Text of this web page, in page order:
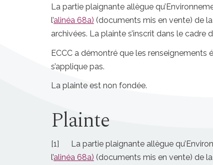
La partie plaignante allègue
l’alinéa 68a) (documents mis en vente) de la
archivées. La plainte s’inscrit dans le cadre
ECCC a démontré que les renseignements
s’applique pas.
La plainte est non fondée.
Plainte
[1] La partie plaignante allègue
l’alinéa 68a) (documents mis en vente) de la